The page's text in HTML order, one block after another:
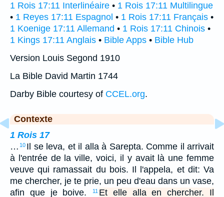
1 Rois 17:11 Interlinéaire • 1 Rois 17:11 Multilingue
• 1 Reyes 17:11 Espagnol • 1 Rois 17:11 Français •
1 Koenige 17:11 Allemand • 1 Rois 17:11 Chinois •
1 Kings 17:11 Anglais • Bible Apps • Bible Hub
Version Louis Segond 1910
La Bible David Martin 1744
Darby Bible courtesy of CCEL.org.
Contexte
1 Rois 17
… 10 Il se leva, et il alla à Sarepta. Comme il arrivait
à l'entrée de la ville, voici, il y avait là une femme
veuve qui ramassait du bois. Il l'appela, et dit: Va
me chercher, je te prie, un peu d'eau dans un vase,
afin que je boive.
11 Et elle alla en chercher. Il